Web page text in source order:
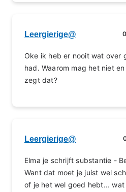
Leergierige@
Oke ik heb er nooit wat over
had. Waarom mag het niet
zegt dat?
Leergierige@
Elma je schrijft substantie -
Want dat moet je juist wel
of je het wel goed hebt...